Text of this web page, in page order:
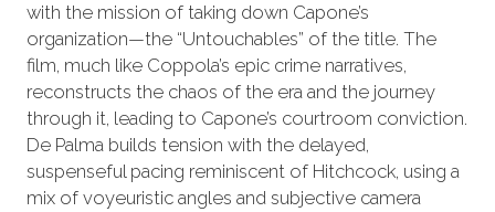
with the mission of taking down Capone’s
organization—the “Untouchables” of the title. The
film, much like Coppola’s epic crime narratives,
reconstructs the chaos of the era and the journey
through it, leading to Capone’s courtroom conviction.
De Palma builds tension with the delayed,
suspenseful pacing reminiscent of Hitchcock, using a
mix of voyeuristic angles and subjective camera